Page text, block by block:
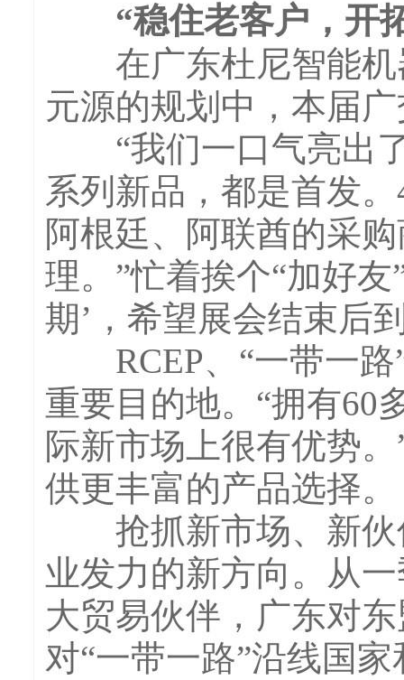
“稳住老客户，开
在广东杜尼智能机
元源的规划中，本届
“我们一口气亮出了
系列新品，都是首发
阿根廷、阿联酋的采
理。”忙着挨个“加好
期’，希望展会结束后
RCEP、“一带一路”
重要目的地。“拥有60
际新市场上很有优势
供更丰富的产品选择。
抢抓新市场、新伙
业发力的新方向。从
大贸易伙伴，广东对
对“一带一路”沿线国